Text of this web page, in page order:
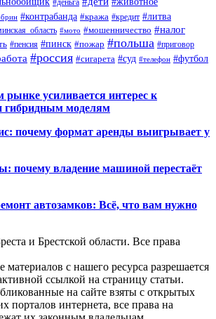
#деньга
#контрабанда #кража #кредит #литва
#мото #мошенничество #налог
#пенсия #пинск #пожар #польша #приговор
#россия #сигарета #суд #телефон #футбол
усиливается интерес к
гибридным моделям
почему формат аренды выигрывает у
почему владение машиной перестаёт
автозамков: Всё, что вам нужно
и Брестской области. Все права
с нашего ресурса разрешается
ссылкой на страницу статьи.
на сайте взяты с открытых
порталов интернета, все права на